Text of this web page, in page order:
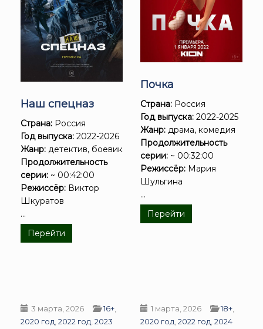
Наш спецназ
Страна: Россия
Год выпуска: 2022-2026
Жанр: детектив, боевик
Продолжительность
серии: ~ 00:42:00
Режиссёр: Виктор
Шкуратов
...
Перейти
Почка
Страна: Россия
Год выпуска: 2022-2025
Жанр: драма, комедия
Продолжительность
серии: ~ 00:32:00
Режиссёр: Мария
Шульгина
...
Перейти
3 марта, 2026 16+,
2020 год,2022 год,2023
1 марта, 2026 18+,
2020 год,2022 год,2024